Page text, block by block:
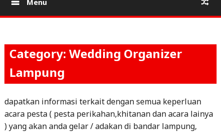
Menu
Category: Wedding Organizer
Lampung
dapatkan informasi terkait dengan semua keperluan
acara pesta ( pesta perikahan,khitanan dan acara lainya
) yang akan anda gelar / adakan di bandar lampung,